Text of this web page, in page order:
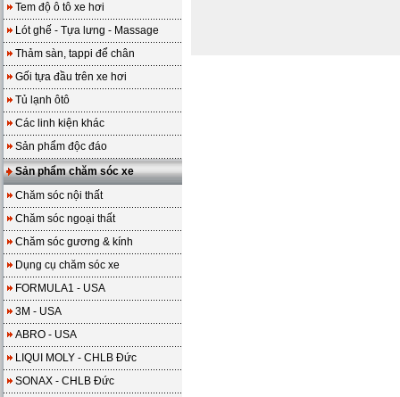
Tem độ ô tô xe hơi
Lót ghế - Tựa lưng - Massage
Thảm sàn, tappi để chân
Gối tựa đầu trên xe hơi
Tủ lạnh ôtô
Các linh kiện khác
Sản phẩm độc đáo
Sản phẩm chăm sóc xe
Chăm sóc nội thất
Chăm sóc ngoại thất
Chăm sóc gương & kính
Dụng cụ chăm sóc xe
FORMULA1 - USA
3M - USA
ABRO - USA
LIQUI MOLY - CHLB Đức
SONAX - CHLB Đức